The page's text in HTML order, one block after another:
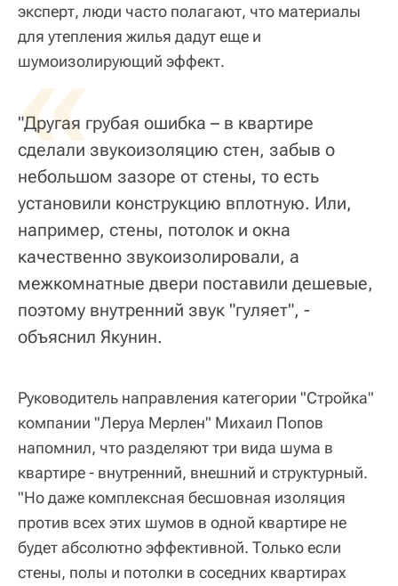
эксперт, люди часто полагают, что материалы
для утепления жилья дадут еще и
шумоизолирующий эффект.
«
"Другая грубая ошибка – в квартире
сделали звукоизоляцию стен, забыв о
небольшом зазоре от стены, то есть
установили конструкцию вплотную. Или,
например, стены, потолок и окна
качественно звукоизолировали, а
межкомнатные двери поставили дешевые,
поэтому внутренний звук "гуляет", -
объяснил Якунин.
Руководитель направления категории "Стройка"
компании "Леруа Мерлен" Михаил Попов
напомнил, что разделяют три вида шума в
квартире - внутренний, внешний и структурный.
"Но даже комплексная бесшовная изоляция
против всех этих шумов в одной квартире не
будет абсолютно эффективной. Только если
стены, полы и потолки в соседних квартирах